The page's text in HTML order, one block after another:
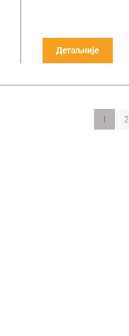
Детаљније
1 2